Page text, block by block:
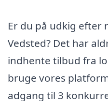
Er du på udkig efter
Vedsted? Det har
indhente tilbud fra
bruge vores
adgang til 3